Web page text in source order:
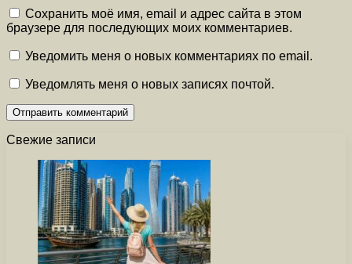
Сохранить моё имя, email и адрес сайта в этом
браузере для последующих моих комментариев.
Уведомить меня о новых комментариях по email.
Уведомлять меня о новых записях почтой.
Свежие записи